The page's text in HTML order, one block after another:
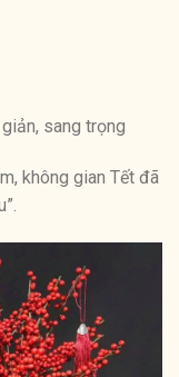
sang trọng
không gian Tết đã